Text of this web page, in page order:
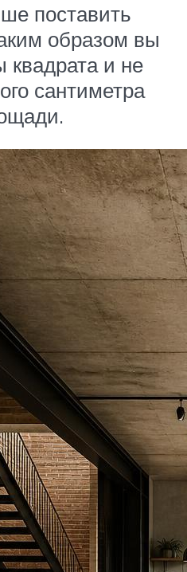
поставить
образом вы
квадрата и не
сантиметра